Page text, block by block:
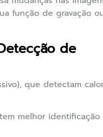
função de gravação
de
que detectam
melhor identificação